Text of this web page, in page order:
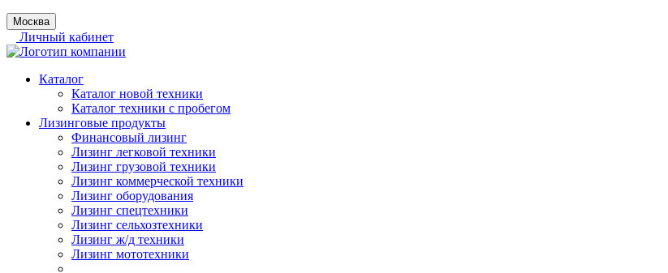
Москва
Личный кабинет
Каталог
Каталог новой техники
Каталог техники с пробегом
Лизинговые продукты
Финансовый лизинг
Лизинг легковой техники
Лизинг грузовой техники
Лизинг коммерческой техники
Лизинг оборудования
Лизинг спецтехники
Лизинг сельхозтехники
Лизинг ж/д техники
Лизинг мототехники